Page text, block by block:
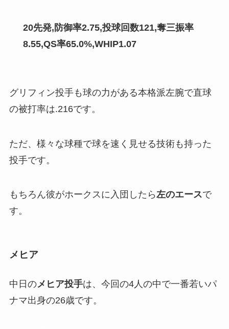
20先発,防御率2.75,投球回数121,奪三振率
8.55,QS率65.0%,WHIP1.07
グリフィン投手も球の力がある本格派左腕で直球
の被打率は.216です。
ただ、様々な球種で球を速く見せる技術も持った
投手です。
もちろん彼がホークスに入団したら左のエースで
す。
メヒア
中日のメヒア投手は、今回の4人の中で一番若いパ
ナマ出身の26歳です。